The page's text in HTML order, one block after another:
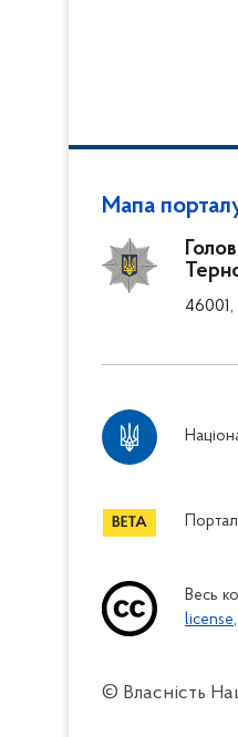
Мапа
46001,
Весь
license
© Власність